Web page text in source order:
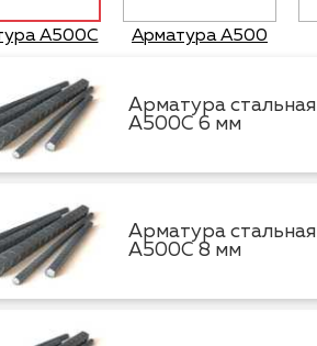
А500С Арматура А500
Арматура стальная
А500С 6 мм
Арматура стальная
А500С 8 мм